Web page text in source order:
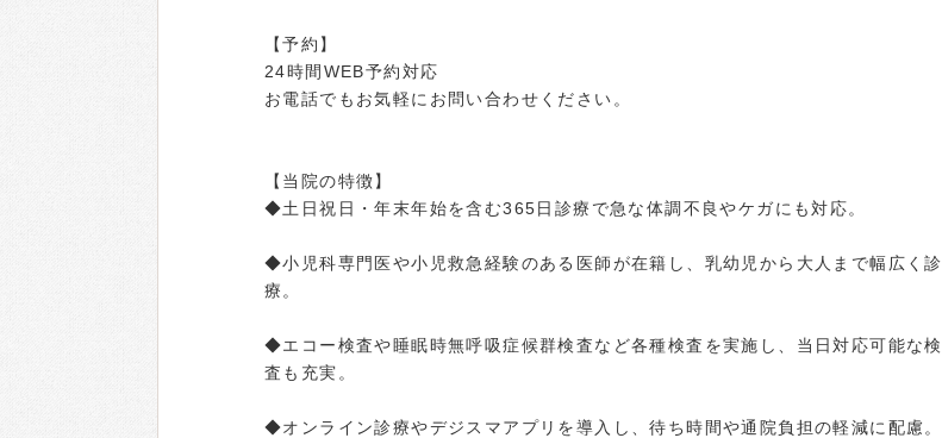
【予約】
24時間WEB予約対応
お電話でもお気軽にお問い合わせください。
【当院の特徴】
◆土日祝日・年末年始を含む365日診療で急な体調不良やケガにも対応。
◆小児科専門医や小児救急経験のある医師が在籍し、乳幼児から大人まで幅広く診
療。
◆エコー検査や睡眠時無呼吸症候群検査など各種検査を実施し、当日対応可能な検
査も充実。
◆オンライン診療やデジスマアプリを導入し、待ち時間や通院負担の軽減に配慮。